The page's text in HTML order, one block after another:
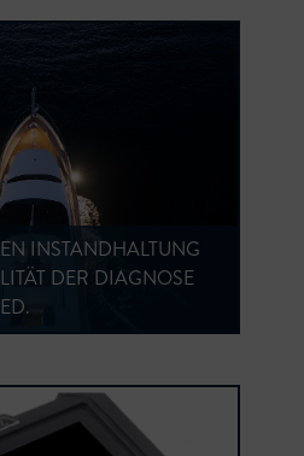
INSTANDHALTUNG
DER DIAGNOSE